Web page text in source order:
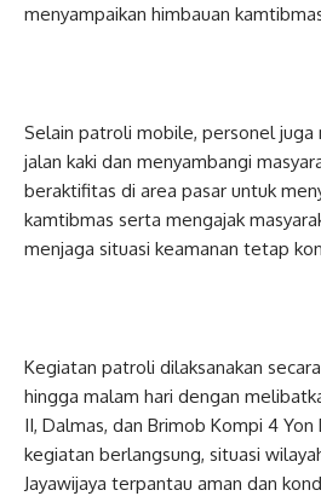
menyampaikan himbauan
Selain patroli mobile, personel juga
jalan kaki dan menyambangi
beraktifitas di area pasar untuk
kamtibmas serta mengajak
menjaga situasi keamanan tetap
Kegiatan patroli dilaksanakan
hingga malam hari dengan
II, Dalmas, dan Brimob Kompi 4
kegiatan berlangsung, situasi
Jayawijaya terpantau aman dan